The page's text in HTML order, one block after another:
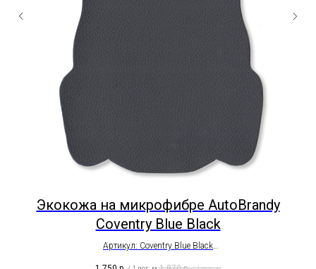
Экокожа на микрофибре AutoBrandy
Coventry Blue Black
Артикул: Coventry Blue Black